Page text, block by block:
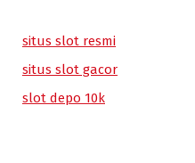
situs slot resmi
situs slot gacor
slot depo 10k